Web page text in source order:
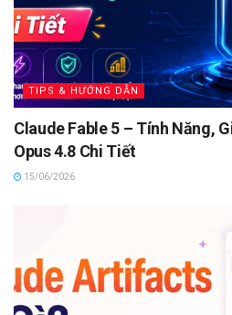
TIPS & HƯỚNG DẪN
Claude Fable 5 – Tính Năng,
Opus 4.8 Chi Tiết
15/06/2026